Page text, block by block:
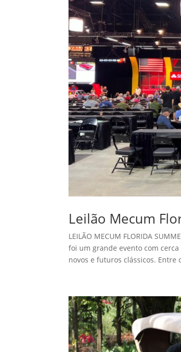
Leilão Mecum
LEILÃO MECUM FLORIDA
foi um grande evento com
novos e futuros clássicos. Entre